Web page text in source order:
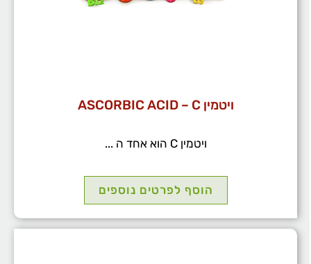
ויטמין ASCORBIC ACID – C
ויטמין C הוא אחד ה ...
הוסף לפרטים נוספים